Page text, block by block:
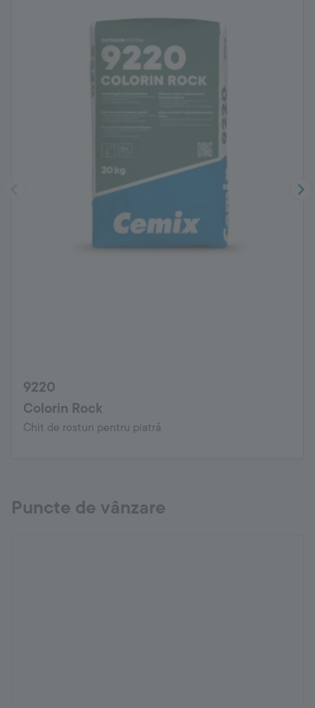
9220
Colorin Rock
Chit de rosturi pentru piatră
Puncte de vânzare